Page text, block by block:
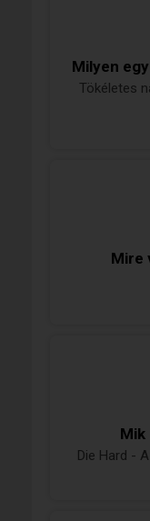
Milyen
Tökéletes
Mire
Mik
Die Hard -